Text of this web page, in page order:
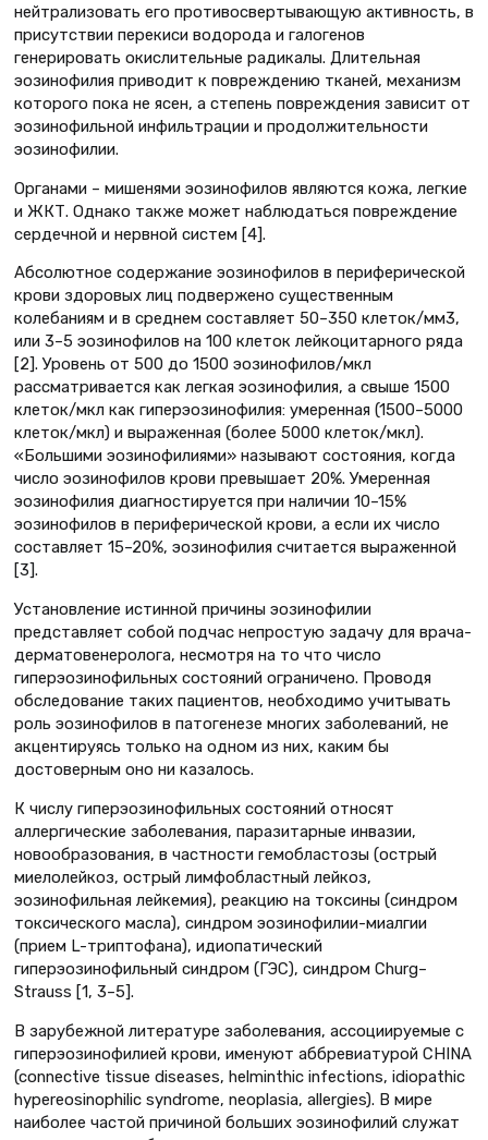
нейтрализовать его противосвертывающую активность, в
присутствии перекиси водорода и галогенов
генерировать окислительные радикалы. Длительная
эозинофилия приводит к повреждению тканей, механизм
которого пока не ясен, а степень повреждения зависит от
эозинофильной инфильтрации и продолжительности
эозинофилии.
Органами – мишенями эозинофилов являются кожа, легкие
и ЖКТ. Однако также может наблюдаться повреждение
сердечной и нервной систем [4].
Абсолютное содержание эозинофилов в периферической
крови здоровых лиц подвержено существенным
колебаниям и в среднем составляет 50–350 клеток/мм3,
или 3–5 эозинофилов на 100 клеток лейкоцитарного ряда
[2]. Уровень от 500 до 1500 эозинофилов/мкл
рассматривается как легкая эозинофилия, а свыше 1500
клеток/мкл как гиперэозинофилия: умеренная (1500–5000
клеток/мкл) и выраженная (более 5000 клеток/мкл).
«Большими эозинофилиями» называют состояния, когда
число эозинофилов крови превышает 20%. Умеренная
эозинофилия диагностируется при наличии 10–15%
эозинофилов в периферической крови, а если их число
составляет 15–20%, эозинофилия считается выраженной
[3].
Установление истинной причины эозинофилии
представляет собой подчас непростую задачу для врача-
дерматовенеролога, несмотря на то что число
гиперэозинофильных состояний ограничено. Проводя
обследование таких пациентов, необходимо учитывать
роль эозинофилов в патогенезе многих заболеваний, не
акцентируясь только на одном из них, каким бы
достоверным оно ни казалось.
К числу гиперэозинофильных состояний относят
аллергические заболевания, паразитарные инвазии,
новообразования, в частности гемобластозы (острый
миелолейкоз, острый лимфобластный лейкоз,
эозинофильная лейкемия), реакцию на токсины (синдром
токсического масла), синдром эозинофилии-миалгии
(прием L-триптофана), идиопатический
гиперэозинофильный синдром (ГЭС), синдром Churg–
Strauss [1, 3–5].
В зарубежной литературе заболевания, ассоциируемые с
гиперэозинофилией крови, именуют аббревиатурой CHINA
(connective tissue diseases, helminthic infections, idiopathic
hypereosinophilic syndrome, neoplasia, allergies). В мире
наиболее частой причиной больших эозинофилий служат